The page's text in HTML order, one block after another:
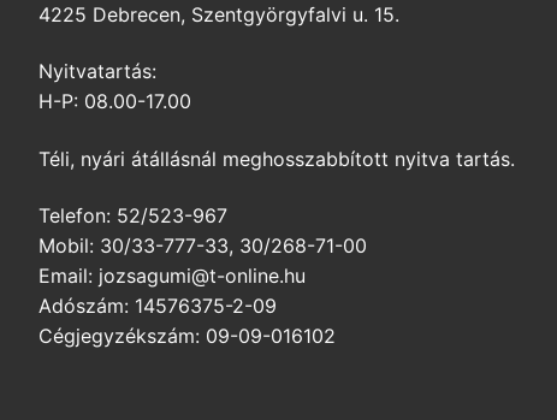
4225 Debrecen, Szentgyörgyfalvi u. 15.
Nyitvatartás:
H-P: 08.00-17.00
Téli, nyári átállásnál meghosszabbított nyitva tartás.
Telefon: 52/523-967
Mobil: 30/33-777-33, 30/268-71-00
Email: jozsagumi@t-online.hu
Adószám: 14576375-2-09
Cégjegyzékszám: 09-09-016102